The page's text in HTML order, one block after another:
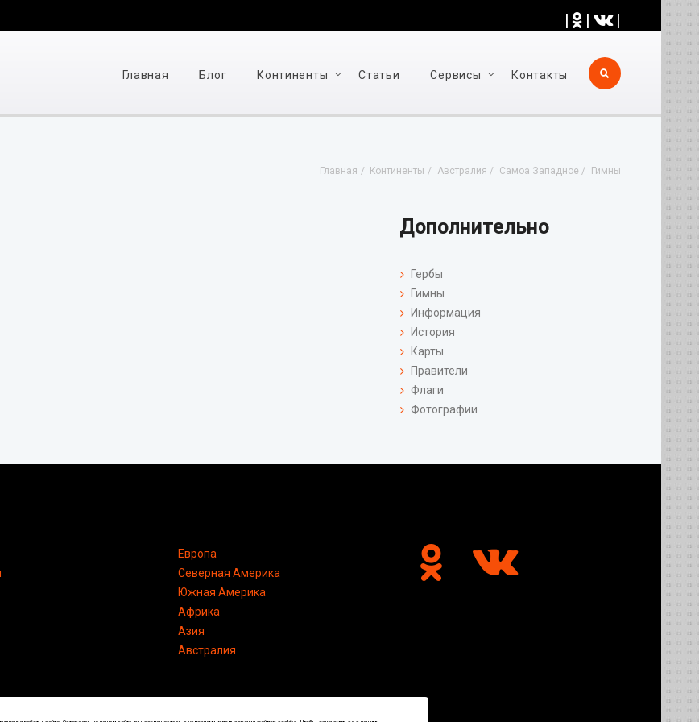
| | |
Главная Блог Континенты Статьи Cервисы Контакты
Главная Континенты Австралия Самоа Западное Гимны
Дополнительно
Гербы
Гимны
Информация
История
Карты
Правители
Флаги
Фотографии
Европа
Северная Америка
Южная Америка
Африка
Азия
Австралия